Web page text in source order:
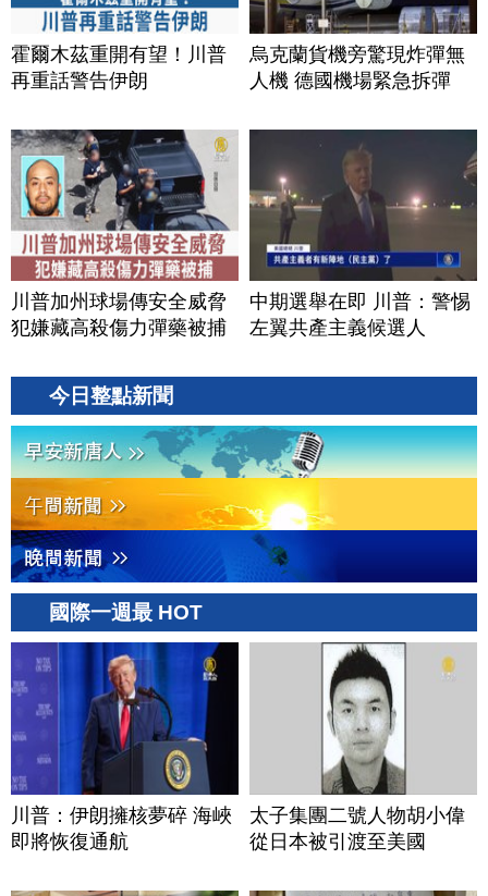
霍爾木茲重開有望！川普
再重話警告伊朗
烏克蘭貨機旁驚現炸彈無
人機 德國機場緊急拆彈
川普加州球場傳安全威脅
犯嫌藏高殺傷力彈藥被捕
中期選舉在即 川普：警惕
左翼共產主義候選人
今日整點新聞
國際一週最 HOT
川普：伊朗擁核夢碎 海峽
即將恢復通航
太子集團二號人物胡小偉
從日本被引渡至美國